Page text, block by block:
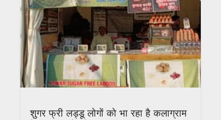
शुगर फ्री लड्डू लोगों को भा रहा है कलाग्राम